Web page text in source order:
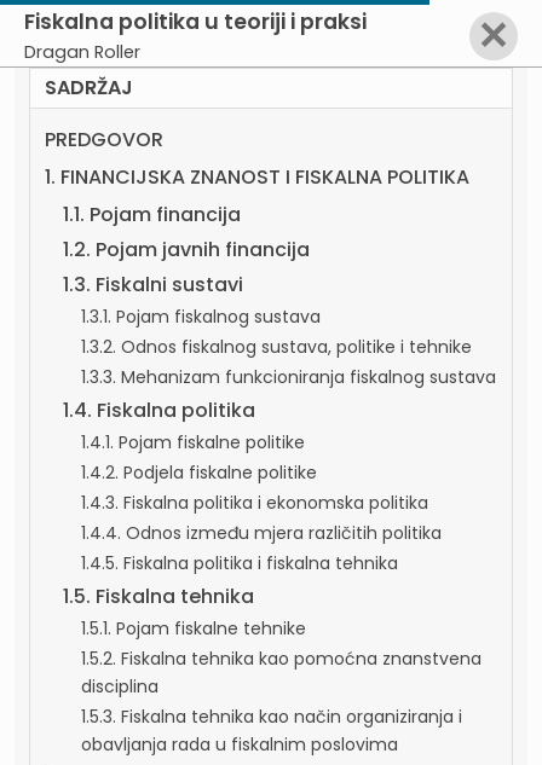
Fiskalna politika u teoriji i praksi
Dragan Roller ✕
SADRŽAJ
PREDGOVOR
1. FINANCIJSKA ZNANOST I FISKALNA POLITIKA
1.1. Pojam financija
1.2. Pojam javnih financija
1.3. Fiskalni sustavi
1.3.1. Pojam fiskalnog sustava
1.3.2. Odnos fiskalnog sustava, politike i tehnike
1.3.3. Mehanizam funkcioniranja fiskalnog sustava
1.4. Fiskalna politika
1.4.1. Pojam fiskalne politike
1.4.2. Podjela fiskalne politike
1.4.3. Fiskalna politika i ekonomska politika
1.4.4. Odnos između mjera različitih politika
1.4.5. Fiskalna politika i fiskalna tehnika
1.5. Fiskalna tehnika
1.5.1. Pojam fiskalne tehnike
1.5.2. Fiskalna tehnika kao pomoćna znanstvena
disciplina
1.5.3. Fiskalna tehnika kao način organiziranja i
obavljanja rada u fiskalnim poslovima